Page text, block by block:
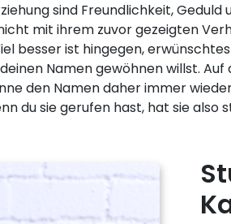
sind Freundlichkeit,
mit ihrem zuvor gezeigten
besser ist hingegen,
Namen gewöhnen willst.
den Namen daher immer
du sie gerufen hast, hat sie also